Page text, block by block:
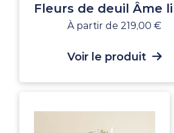
Fleurs de deuil Âme
À partir de 219,00 €
Voir le produit